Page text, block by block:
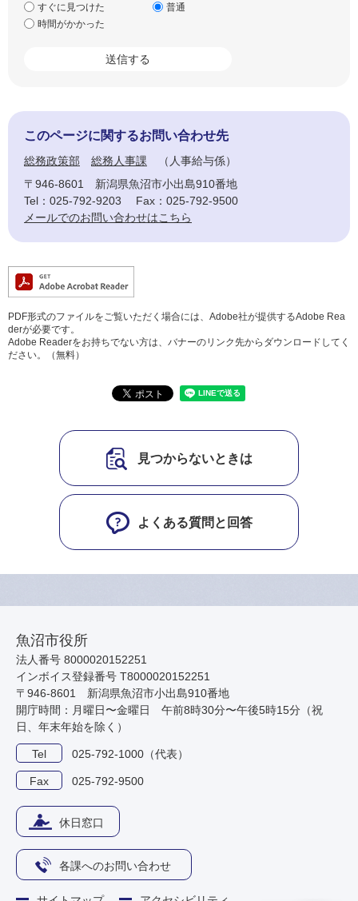
すぐに見つけた
普通
時間がかかった
このページに関するお問い合わせ先
総務政策部 総務人事課
人事給与係
〒946-8601
新潟県魚沼市小出島910番地
Tel：025-792-9203
Fax：025-792-9500
メールでのお問い合わせはこちら
PDF形式のファイルをご覧いただく場合には、Adobe社が提供するAdobe Rea
derが必要です。
Adobe Readerをお持ちでない方は、バナーのリンク先からダウンロードしてく
ださい。（無料）
見つからないときは
よくある質問と回答
魚沼市役所
法人番号 8000020152251
インボイス登録番号 T8000020152251
〒946-8601 新潟県魚沼市小出島910番地
開庁時間：月曜日〜金曜日 午前8時30分〜午後5時15分（祝
日、年末年始を除く）
Tel 025-792-1000（代表）
Fax 025-792-9500
休日窓口
各課へのお問い合わせ